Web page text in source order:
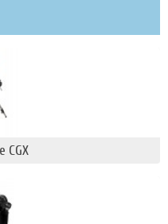
les plus
laquelle a su
décennies (plus de
de l’optique,
produits haut de
tant dans le domaine
lunettes et
dans le domaine de la
de pleine nature
de longues vues,
CGX